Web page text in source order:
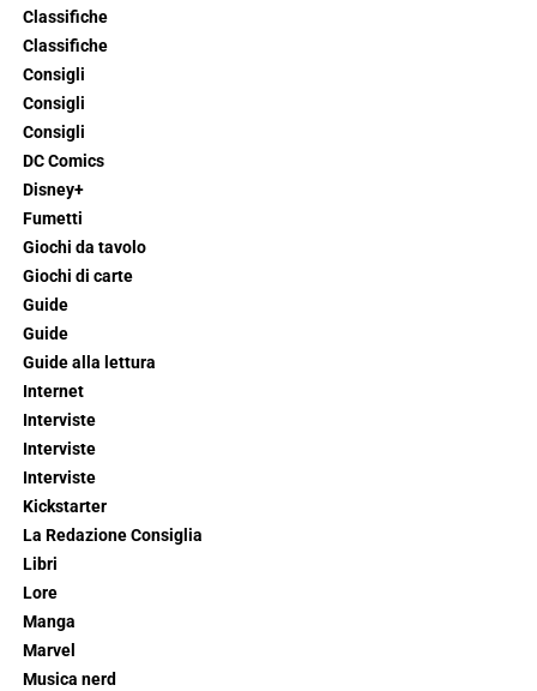
Classifiche
Classifiche
Consigli
Consigli
Consigli
DC Comics
Disney+
Fumetti
Giochi da tavolo
Giochi di carte
Guide
Guide
Guide alla lettura
Internet
Interviste
Interviste
Interviste
Kickstarter
La Redazione Consiglia
Libri
Lore
Manga
Marvel
Musica nerd